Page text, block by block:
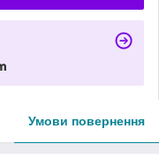
Умови повернення